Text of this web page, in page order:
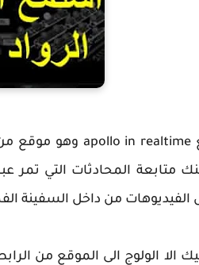
متابعة المحادثات التي
من داخل السفينة
الا الولوج الى الموقع من